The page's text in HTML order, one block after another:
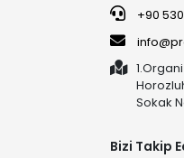
+90
Sokak
Bizi Takip